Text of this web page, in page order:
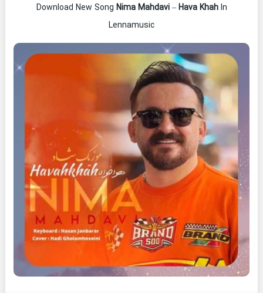
Download New Song Nima Mahdavi– Hava KhahIn
Lennamusic